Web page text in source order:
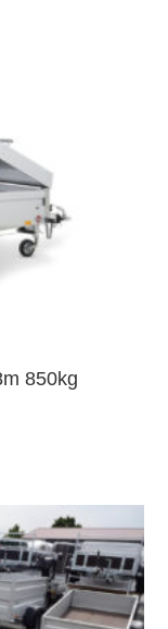
850kg